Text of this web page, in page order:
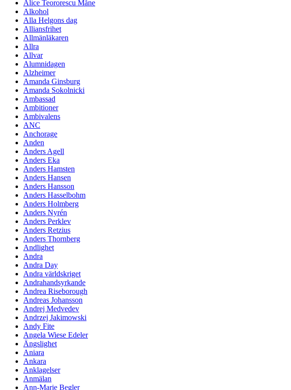
Alice Teororescu Måne
Alkohol
Alla Helgons dag
Alliansfrihet
Allmänläkaren
Allra
Allvar
Alumnidagen
Alzheimer
Amanda Ginsburg
Amanda Sokolnicki
Ambassad
Ambitioner
Ambivalens
ANC
Anchorage
Anden
Anders Agell
Anders Eka
Anders Hamsten
Anders Hansen
Anders Hansson
Anders Hasselbohm
Anders Holmberg
Anders Nyrén
Anders Perklev
Anders Retzius
Anders Thornberg
Andlighet
Andra
Andra Day
Andra världskriget
Andrahandsyrkande
Andrea Riseborough
Andreas Johansson
Andrej Medvedev
Andrzej Jakimowski
Andy Fite
Angela Wiese Edeler
Ängslighet
Aniara
Ankara
Anklagelser
Anmälan
Ann-Marie Begler